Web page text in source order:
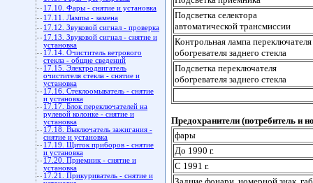
17.10. Фары - снятие и установка
17.11. Лампы - замена
17.12. Звуковой сигнал - проверка
17.13. Звуковой сигнал - снятие и
установка
17.14. Очиститель ветрового
стекла - общие сведений
17.15. Электродвигатель
очистителя стекла - снятие и
установка
17.16. Стеклоомыватель - снятие
и установка
17.17. Блок переключателей на
рулевой колонке - снятие и
установка
17.18. Выключатель зажигания -
снятие и установка
17.19. Щиток приборов - снятие
и установка
17.20. Приемник - снятие и
установка
17.21. Прикуриватель - снятие и
Подсветка селектора
автоматической трансмиссии
Контрольная лампа переключателя
обогревателя заднего стекла
Подсветка переключателя
обогревателя заднего стекла
Предохранители (потребитель и
фары
До 1990 г.
С 1991 г.